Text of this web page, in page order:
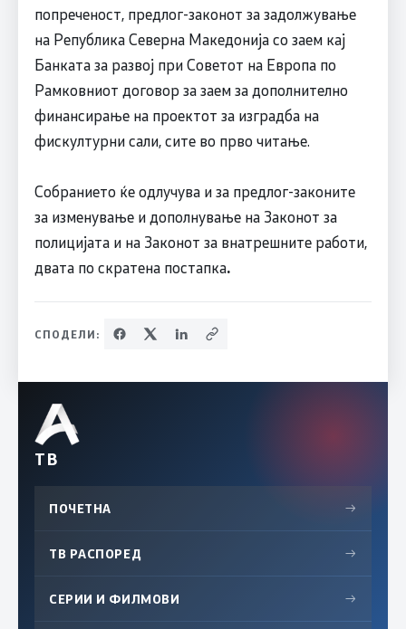
попреченост, предлог-законот за задолжување
на Република Северна Македонија со заем кај
Банката за развој при Советот на Европа по
Рамковниот договор за заем за дополнително
финансирање на проектот за изградба на
фискултурни сали, сите во прво читање.
Собранието ќе одлучува и за предлог-законите
за изменување и дополнување на Законот за
полицијата и на Законот за внатрешните работи,
двата по скратена постапка.
СПОДЕЛИ:
ТВ
ПОЧЕТНА →
ТВ РАСПОРЕД →
СЕРИИ И ФИЛМОВИ →